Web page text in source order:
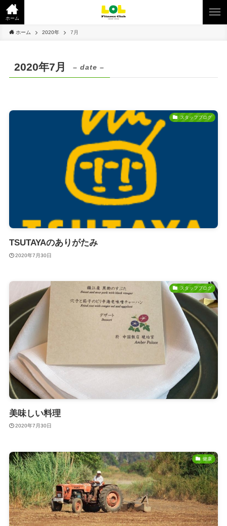
ホーム
ホーム 2020年 7月
2020年7月 – date –
スタッフブログ
TSUTAYAのありがたみ
2020年7月30日
スタッフブログ
美味しい料理
2020年7月30日
健康